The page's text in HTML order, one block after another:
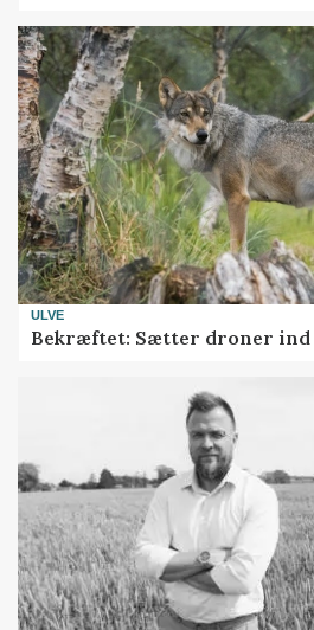
ULVE
Bekræftet: Sætter droner ind